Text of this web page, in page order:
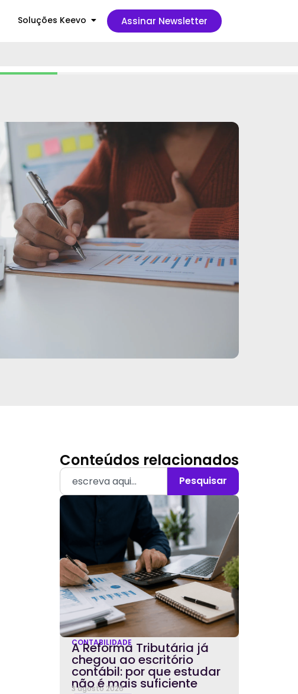
Soluções Keevo Assinar Newsletter
Conteúdos relacionados
Pesquisar
CONTABILIDADE
A Reforma Tributária já
chegou ao escritório
contábil: por que estudar
não é mais suficiente
3 agosto 2026